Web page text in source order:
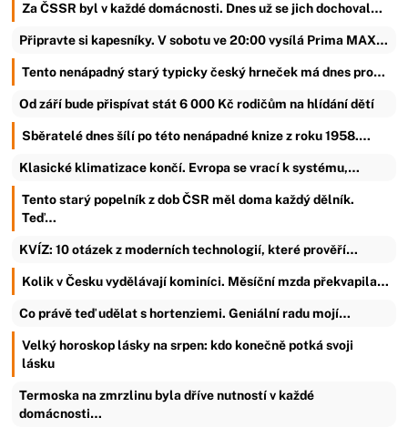
Za ČSSR byl v každé domácnosti. Dnes už se jich dochoval…
Připravte si kapesníky. V sobotu ve 20:00 vysílá Prima MAX…
Tento nenápadný starý typicky český hrneček má dnes pro…
Od září bude přispívat stát 6 000 Kč rodičům na hlídání dětí
Sběratelé dnes šílí po této nenápadné knize z roku 1958.…
Klasické klimatizace končí. Evropa se vrací k systému,…
Tento starý popelník z dob ČSR měl doma každý dělník.
Teď…
KVÍZ: 10 otázek z moderních technologií, které prověří…
Kolik v Česku vydělávají kominíci. Měsíční mzda překvapila…
Co právě teď udělat s hortenziemi. Geniální radu mojí…
Velký horoskop lásky na srpen: kdo konečně potká svoji
lásku
Termoska na zmrzlinu byla dříve nutností v každé
domácnosti…